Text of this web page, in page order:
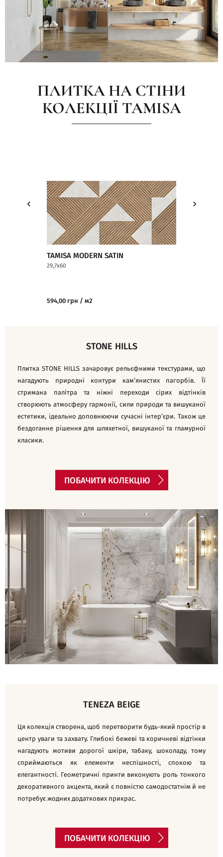
ПЛИТКА НА СТІНИ
КОЛЕКЦІЇ TAMISA
TAMISA MODERN SATIN
29,7x60
594,00 грн / м2
STONE HILLS
Плитка STONE HILLS зачаровує рельєфними текстурами, що
нагадують природні контури кам’янистих пагорбів. Її
стримана палітра та ніжні переходи сірих відтінків
створюють атмосферу гармонії, сили природи та вишуканої
естетики, ідеально доповнюючи сучасні інтер’єри. Також це
бездоганне рішення для шляхетної, вишуканої та гламурної
класики.
ПОБАЧИТИ КОЛЕКЦІЮ
TENEZA BEIGE
Ця колекція створена, щоб перетворити будь-який простір в
центр уваги та захвату. Глибокі бежеві та коричневі відтінки
нагадують мотиви дорогої шкіри, табаку, шоколаду, тому
сприймаються як елементи неспішності, спокою та
елегантності. Геометричні принти виконують роль тонкого
декоративного акцента, який є повністю самодостатнім й не
потребує жодних додаткових прикрас.
ПОБАЧИТИ КОЛЕКЦІЮ